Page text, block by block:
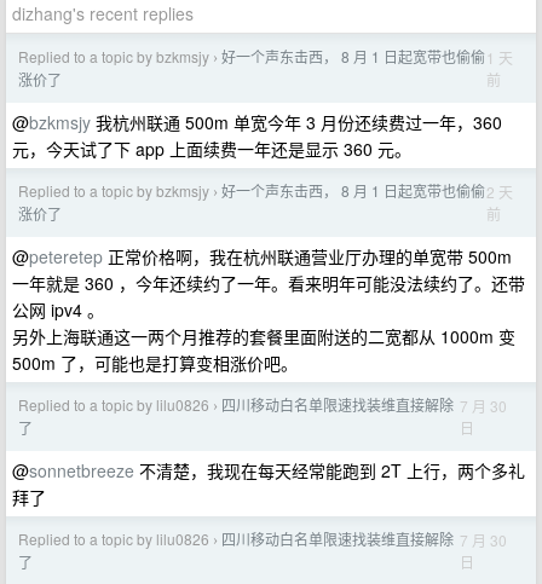
dizhang's recent replies
Replied to a topic by bzkmsjy › 好一个声东击西， 8 月 1 日起宽带也偷偷
涨价了
1 天
前
@bzkmsjy 我杭州联通 500m 单宽今年 3 月份还续费过一年，360
元，今天试了下 app 上面续费一年还是显示 360 元。
Replied to a topic by bzkmsjy › 好一个声东击西， 8 月 1 日起宽带也偷偷
涨价了
2 天
前
@peteretep 正常价格啊，我在杭州联通营业厅办理的单宽带 500m
一年就是 360 ，今年还续约了一年。看来明年可能没法续约了。还带
公网 ipv4 。
另外上海联通这一两个月推荐的套餐里面附送的二宽都从 1000m 变
500m 了，可能也是打算变相涨价吧。
Replied to a topic by lilu0826 › 四川移动白名单限速找装维直接解除
了
7 月 30
日
@sonnetbreeze 不清楚，我现在每天经常能跑到 2T 上行，两个多礼
拜了
Replied to a topic by lilu0826 › 四川移动白名单限速找装维直接解除
了
7 月 30
日